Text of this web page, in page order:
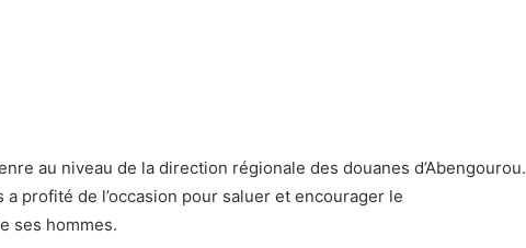
au niveau de la direction régionale des douanes d’Abengourou.
profité de l’occasion pour saluer et encourager le
ses hommes.